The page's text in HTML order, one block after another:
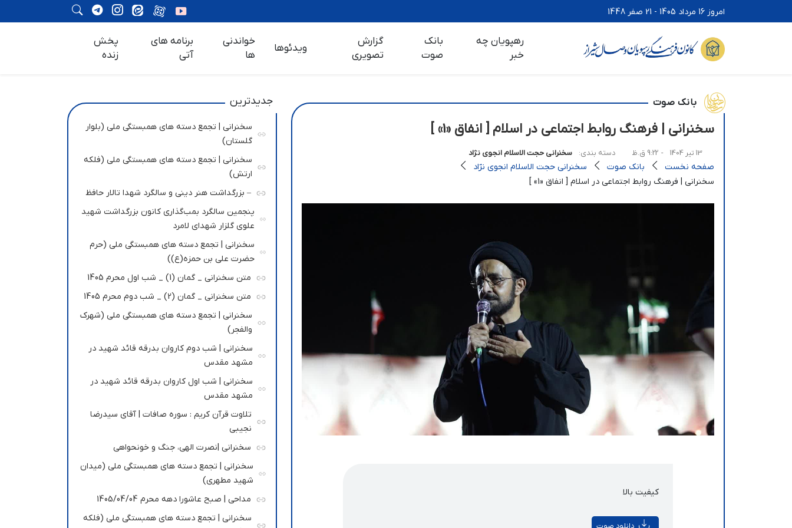
امروز 16 مرداد 1405 - 21 صفر 1448
رهپویان چه
خبر
بانک
صوت
گزارش
تصویری
ویدئوها
خواندنی
ها
برنامه های
آتی
پخش
زنده
بانک صوت
سخنرانی | فرهنگ روابط اجتماعی در اسلام [ انفاق «1» ]
13 تیر 1404 - 9:22 ق.ظ دسته بندی: سخنرانی حجت الاسلام انجوی نژاد
صفحه نخست بانک صوت
سخنرانی حجت الاسلام انجوی نژاد
سخنرانی | فرهنگ روابط اجتماعی در اسلام [ انفاق «1» ]
کیفیت بالا
دانلود صوت
جدیدترین
سخنرانی | تجمع دسته های همبستگی ملی (بلوار
گلستان)
سخنرانی | تجمع دسته های همبستگی ملی (فلکه
ارتش)
– بزرگداشت هنر دینی و سالگرد شهدا تالار حافظ
پنجمین سالگرد بمب‌گذاری کانون بزرگداشت شهید
علوی گلزار شهدای لامرد
سخنرانی | تجمع دسته های همبستگی ملی (حرم
حضرت علی بن حمزه(ع))
متن سخنرانی _ گمان (1) _ شب اول محرم 1405
متن سخنرانی _ گمان (2) _ شب دوم محرم 1405
سخنرانی | تجمع دسته های همبستگی ملی (شهرک
والفجر)
سخنرانی | شب دوم کاروان بدرقه قائد شهید در
مشهد مقدس
سخنرانی | شب اول کاروان بدرقه قائد شهید در
مشهد مقدس
تلاوت قرآن کریم : سوره صافات | آقای سیدرضا
نجیبی
سخنرانی |نصرت الهی، جنگ و خونحواهی
سخنرانی | تجمع دسته های همبستگی ملی (میدان
شهید مطهری)
مداحی | صبح عاشورا دهه محرم 1405/04/04
سخنرانی | تجمع دسته های همبستگی ملی (فلکه